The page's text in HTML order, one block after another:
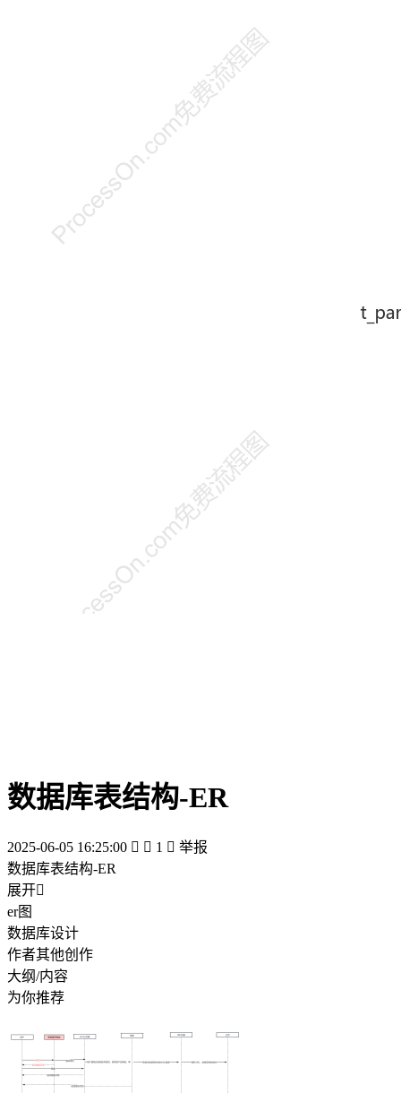
数据库表结构-ER
2025-06-05 16:25:00   1  举报
数据库表结构-ER
展开
er图
数据库设计
作者其他创作
大纲/内容
为你推荐